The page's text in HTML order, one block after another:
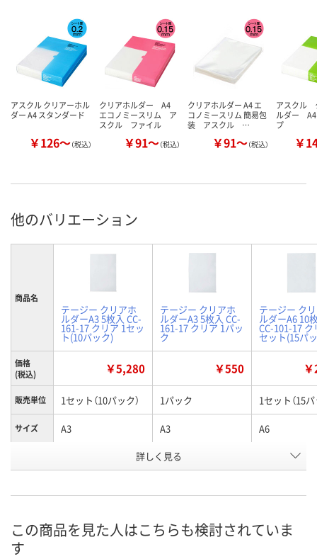
アスクル クリアーホル
ダー A4 スタンダード
￥126～（税込）
クリアホルダー A4
エコノミースリム ア
スクル ファイル
￥91～（税込）
クリアホルダー A4 エ
コノミースリム 簡易包
装 アスクル …
￥91～（税込）
アスクル
ルダー
プ
￥
他のバリエーション
商品名
テージー クリアホ
ルダーA3 5枚入 CC-
161-17 クリア 1セッ
ト(10パック)
テージー クリアホ
ルダーA3 5枚入 CC-
161-17 クリア 1パッ
ク
テージー ク
ルダーA6 10
CC-101-17 ク
セット(15パ
価格
(税込)
￥5,280 ￥550
販売単位 1セット（10パック） 1パック 1セット（15パ
サイズ A3 A3 A6
●規格：Ａ３判●外
寸：縦４３０×横３
厚：０．３ｍｍ●材
●規格：Ａ３判●外
寸：縦４３０×横３
厚：０．３ｍｍ●材
●規格：Ａ６
寸：縦１５７
厚：０．２ｍ
お申込番
号
WW47495
詳しく見る
この商品を見た人はこちらも検討されていま
す